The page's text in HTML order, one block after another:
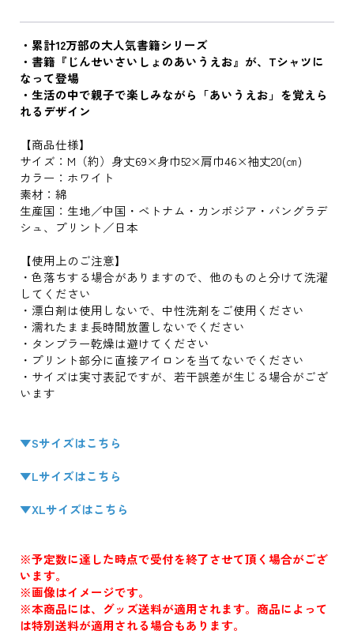
・累計12万部の大人気書籍シリーズ
・書籍『じんせいさいしょのあいうえお』が、Tシャツに
なって登場
・生活の中で親子で楽しみながら「あいうえお」を覚えら
れるデザイン
【商品仕様】
サイズ：M（約）身丈69×身巾52×肩巾46×袖丈20(㎝)
カラー：ホワイト
素材：綿
生産国：生地／中国・ベトナム・カンボジア・バングラデ
シュ、プリント／日本
【使用上のご注意】
・色落ちする場合がありますので、他のものと分けて洗濯
してください
・漂白剤は使用しないで、中性洗剤をご使用ください
・濡れたまま長時間放置しないでください
・タンブラー乾燥は避けてください
・プリント部分に直接アイロンを当てないでください
・サイズは実寸表記ですが、若干誤差が生じる場合がござ
います
▼Sサイズはこちら
▼Lサイズはこちら
▼XLサイズはこちら
※予定数に達した時点で受付を終了させて頂く場合がござ
います。
※画像はイメージです。
※本商品には、グッズ送料が適用されます。商品によって
は特別送料が適用される場合もあります。